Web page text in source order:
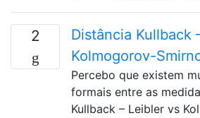
2
Distância Kullback
Kolmogorov-
Percebo que existem
formais entre as
Kullback – Leibler vs